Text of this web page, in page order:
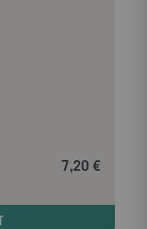
7,20 €